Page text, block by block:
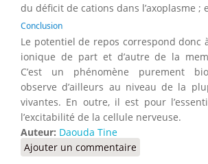
du déficit de cations dans l’axoplasme ;
Conclusion
Le potentiel de repos correspond donc
ionique de part et d’autre de la
C’est un phénomène purement
observe d’ailleurs au niveau de la
vivantes. En outre, il est pour
l’excitabilité de la cellule nerveuse.
Auteur: Daouda Tine
Ajouter un commentaire